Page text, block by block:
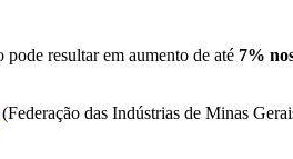
pode resultar em aumento de até 7%
(Federação das Indústrias de Minas